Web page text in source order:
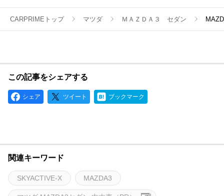
CARPRIMEトップ マツダ ＭＡＺＤＡ３ セダン
この記事をシェアする
シェア ツイート ブックマーク
関連キーワード
SKYACTIVE-X MAZDA3